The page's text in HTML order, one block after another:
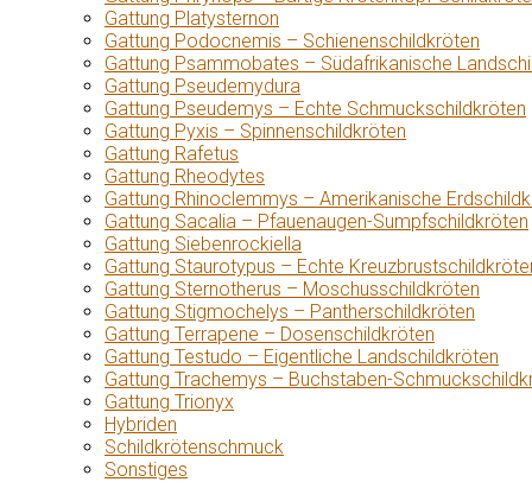
Gattung Platysternon
Gattung Podocnemis – Schienenschildkröten
Gattung Psammobates – Südafrikanische
Gattung Pseudemydura
Gattung Pseudemys – Echte Schmuckschildkröten
Gattung Pyxis – Spinnenschildkröten
Gattung Rafetus
Gattung Rheodytes
Gattung Rhinoclemmys – Amerikanische
Gattung Sacalia – Pfauenaugen-Sumpfschildkröten
Gattung Siebenrockiella
Gattung Staurotypus – Echte
Gattung Sternotherus – Moschusschildkröten
Gattung Stigmochelys – Pantherschildkröten
Gattung Terrapene – Dosenschildkröten
Gattung Testudo – Eigentliche Landschildkröten
Gattung Trachemys – Buchstaben-
Gattung Trionyx
Hybriden
Schildkrötenschmuck
Sonstiges